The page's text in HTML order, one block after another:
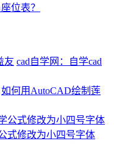
位表？
cad自学网：自学cad
如何用AutoCAD绘制莲
式修改为小四号字体